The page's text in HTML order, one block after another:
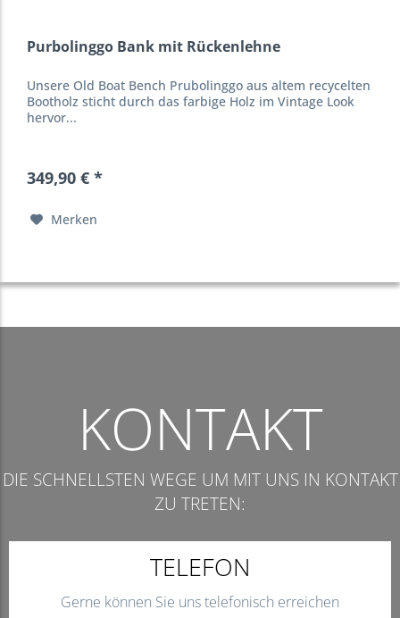
Purbolinggo Bank mit Rückenlehne
Unsere Old Boat Bench Prubolinggo aus altem recycelten
Bootholz sticht durch das farbige Holz im Vintage Look
hervor...
349,90 € *
Merken
KONTAKT
DIE SCHNELLSTEN WEGE UM MIT UNS IN KONTAKT
ZU TRETEN:
TELEFON
Gerne können Sie uns telefonisch erreichen